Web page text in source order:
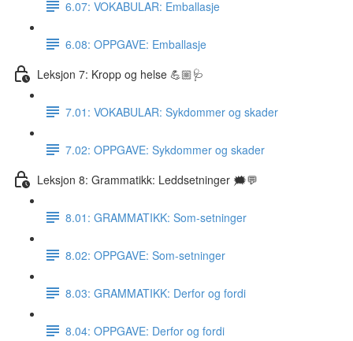
6.07: VOKABULAR: Emballasje
6.08: OPPGAVE: Emballasje
Leksjon 7: Kropp og helse 💪🏼🩺
7.01: VOKABULAR: Sykdommer og skader
7.02: OPPGAVE: Sykdommer og skader
Leksjon 8: Grammatikk: Leddsetninger 🗯💬
8.01: GRAMMATIKK: Som-setninger
8.02: OPPGAVE: Som-setninger
8.03: GRAMMATIKK: Derfor og fordi
8.04: OPPGAVE: Derfor og fordi